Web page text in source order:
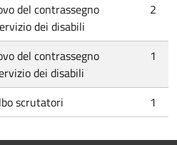
del contrassegno
dei disabili
2
del contrassegno
dei disabili
1
scrutatori 1